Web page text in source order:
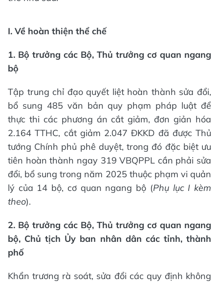
I. Về hoàn thiện thể chế
1. Bộ trưởng các Bộ, Thủ trưởng cơ quan ngang
bộ
Tập trung chỉ đạo quyết liệt hoàn thành sửa đổi,
bổ sung 485 văn bản quy phạm pháp luật để
thực thi các phương án cắt giảm, đơn giản hóa
2.164 TTHC, cắt giảm 2.047 ĐKKD đã được Thủ
tướng Chính phủ phê duyệt, trong đó đặc biệt ưu
tiên hoàn thành ngay 319 VBQPPL cần phải sửa
đổi, bổ sung trong năm 2025 thuộc phạm vi quản
lý của 14 bộ, cơ quan ngang bộ (Phụ lục I kèm
theo).
2. Bộ trưởng các Bộ, Thủ trưởng cơ quan ngang
bộ, Chủ tịch Ủy ban nhân dân các tỉnh, thành
phố
Khẩn trương rà soát, sửa đổi các quy định không